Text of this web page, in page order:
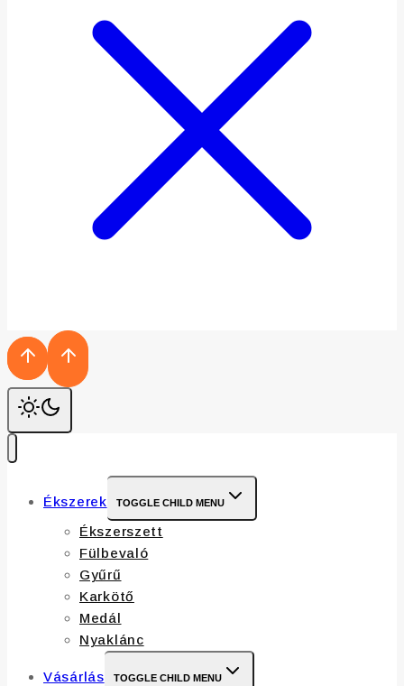
Ékszerek TOGGLE CHILD MENU
Ékszerszett
Fülbevaló
Gyűrű
Karkötő
Medál
Nyaklánc
Vásárlás TOGGLE CHILD MENU